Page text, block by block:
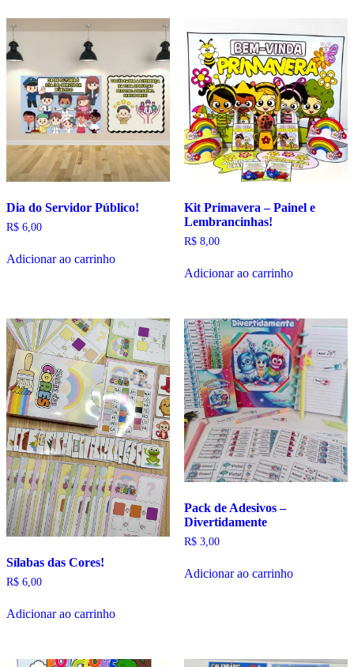
Dia do Servidor Público!
R$ 6,00
Adicionar ao carrinho
Kit Primavera – Painel e
Lembrancinhas!
R$8,00
Adicionar ao carrinho
Sílabas das Cores!
R$ 6,00
Adicionar ao carrinho
Pack de Adesivos –
Divertidamente
R$3,00
Adicionar ao carrinho